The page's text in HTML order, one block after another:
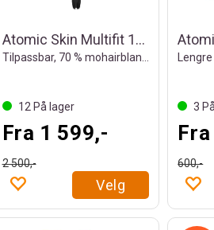
Atomic Skin Multifit 135mm
Tilpassbar, 70 % mohairblanding
12 På lager
Fra 1 599,-
2 500,-
Velg
3
600,-